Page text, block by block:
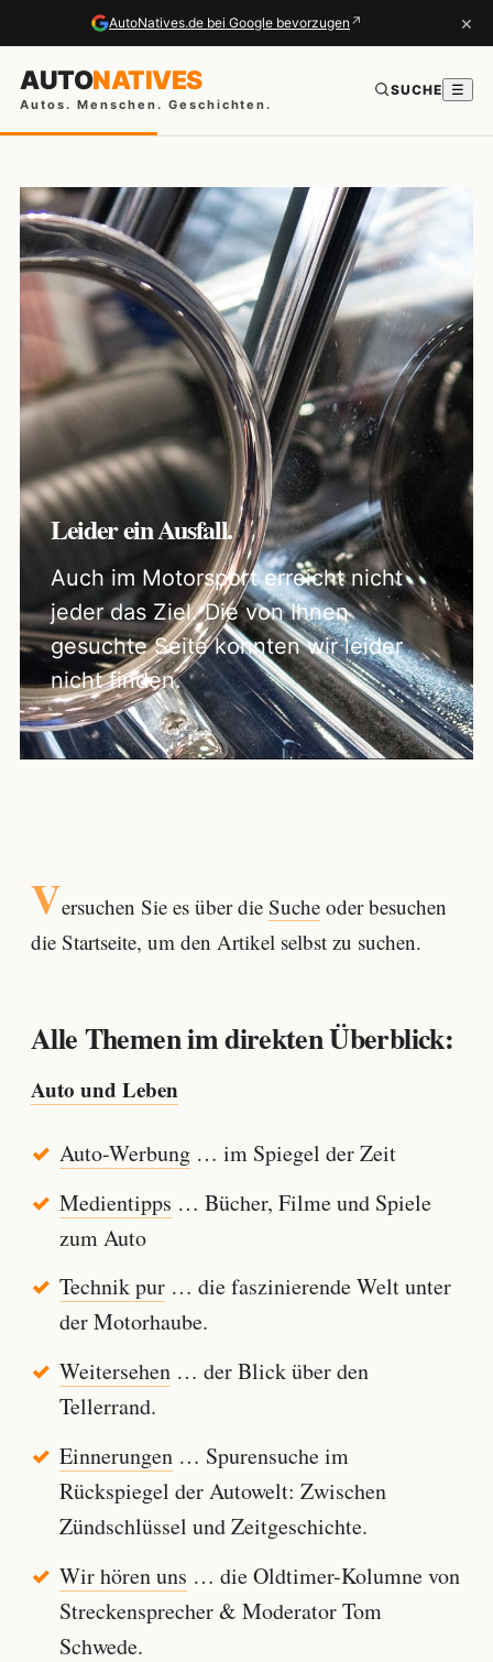
AutoNatives.de bei Google bevorzugen ↗ ×
AUTONATIVES
Autos. Menschen. Geschichten.
SUCHE ☰
Leider ein Ausfall.
Auch im Motorsport erreicht nicht
jeder das Ziel. Die von Ihnen
gesuchte Seite konnten wir leider
nicht finden.
Versuchen Sie es über die Sucheoder besuchen
die Startseite, um den Artikel selbst zu suchen.
Alle Themen im direkten Überblick:
Auto und Leben
Auto-Werbung… im Spiegel der Zeit
Medientipps … Bücher, Filme und Spiele
zum Auto
Technik pur… die faszinierende Welt unter
der Motorhaube.
Weitersehen… der Blick über den
Tellerrand.
Einnerungen… Spurensuche im
Rückspiegel der Autowelt: Zwischen
Zündschlüssel und Zeitgeschichte.
Wir hören uns … die Oldtimer-Kolumne von
Streckensprecher & Moderator Tom
Schwede.